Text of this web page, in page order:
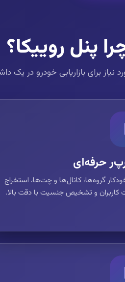
پنل روییکا؟
نیاز برای بازاریابی خودرو در یک
حرفه‌ای
گروه‌ها، کانال‌ها و چت‌ها، استخراج
کاربران و تشخیص جنسیت با دقت بالا.